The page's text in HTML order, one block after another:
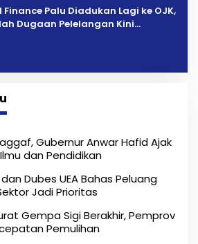
Finance Palu Diadukan Lagi ke OJK,
Dugaan Pelelangan Kini
Gubernur Anwar Hafid Ajak
dan Pendidikan
Dubes UEA Bahas Peluang
Jadi Prioritas
Gempa Sigi Berakhir, Pemprov
Pemulihan